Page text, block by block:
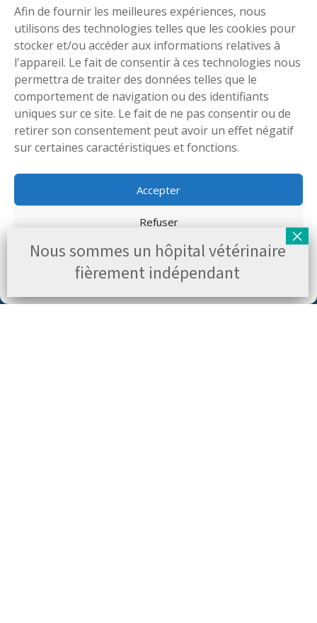
Afin de fournir les meilleures expériences, nous
utilisons des technologies telles que les cookies pour
stocker et/ou accéder aux informations relatives à
l'appareil. Le fait de consentir à ces technologies nous
permettra de traiter des données telles que le
comportement de navigation ou des identifiants
uniques sur ce site. Le fait de ne pas consentir ou de
retirer son consentement peut avoir un effet négatif
sur certaines caractéristiques et fonctions.
Accepter
Refuser
Voir les préférences
Déclaration de confidentialité
pour cette raison que nous nous sommes penchés
sur la question controversée de l’onyxectomie
(dégriffage) chez les chats au sein […]
LIRE PLUS
Catégories
Trouvez-nous sur Google Maps
NOTRE ADRESSE
Nous sommes un hôpital vétérinaire
fièrement indépendant